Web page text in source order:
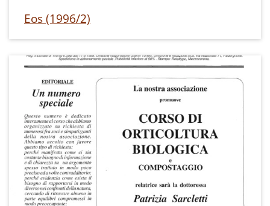
Eos (1996/2)